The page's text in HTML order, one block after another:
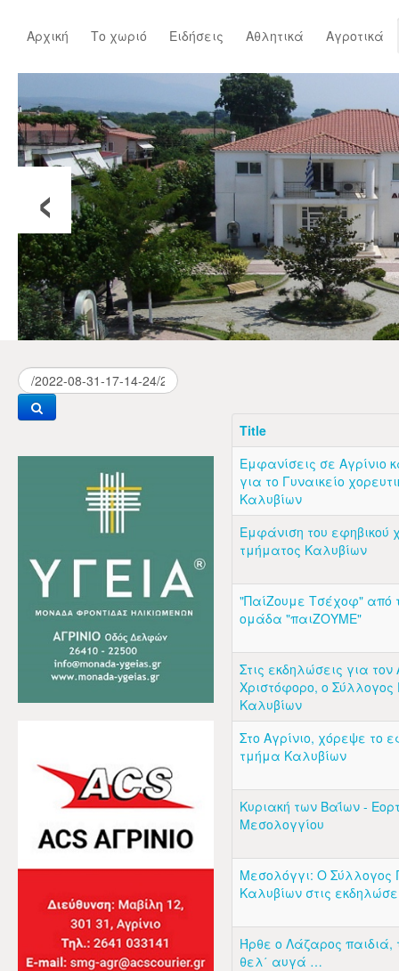
Αρχική Το χωριό Ειδήσεις Αθλητικά Αγροτικά
‹
Title
Εμφανίσεις σε Αγρίνιο
για το Γυναικείο
Καλυβίων
Εμφάνιση του εφηβικού
τμήματος Καλυβίων
"ΠαίΖουμε Τσέχοφ" από
ομάδα "παιΖΟΥΜΕ"
Στις εκδηλώσεις για τον
Χριστόφορο, ο Σύλλογος
Καλυβίων
Στο Αγρίνιο, χόρεψε το
τμήμα Καλυβίων
Κυριακή των Βαΐων -
Μεσολογγίου
Μεσολόγγι: Ο Σύλλογος
Καλυβίων στις
Ήρθε ο Λάζαρος παιδιά,
θελ΄ αυγά …